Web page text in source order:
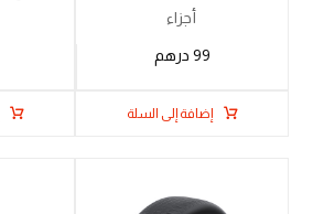
أجزاء
99 درهم
إضافة إلى السلة